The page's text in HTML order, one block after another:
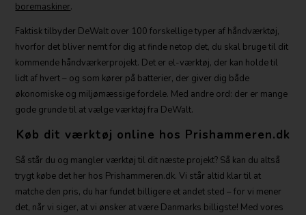
boremaskiner.
Faktisk tilbyder DeWalt over 100 forskellige typer af håndværktøj,
hvorfor det bliver nemt for dig at finde netop det, du skal bruge til dit
kommende håndværkerprojekt. Det er el-værktøj, der kan holde til
lidt af hvert – og som kører på batterier, der giver dig både
økonomiske og miljømæssige fordele. Med andre ord: der er mange
gode grunde til at vælge værktøj fra DeWalt.
Køb dit værktøj online hos Prishammeren.dk
Så står du og mangler værktøj til dit næste projekt? Så kan du altså
trygt købe det her hos Prishammeren.dk. Vi står altid klar til at
matche den pris, du har fundet billigere et andet sted – for vi mener
det, når vi siger, at vi ønsker at være Danmarks billigste! Med vores